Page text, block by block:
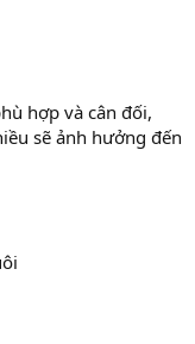
hợp và cân đối,
sẽ ảnh hưởng đến